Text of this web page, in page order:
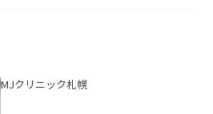
MJクリニック札幌